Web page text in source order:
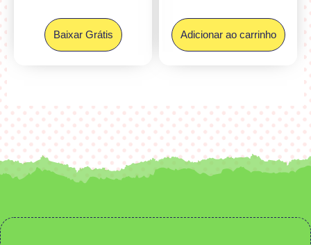
Baixar Grátis Adicionar ao carrinho